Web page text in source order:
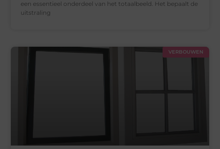
een essentieel onderdeel van het totaalbeeld. Het bepaalt de
uitstraling
VERBOUWEN